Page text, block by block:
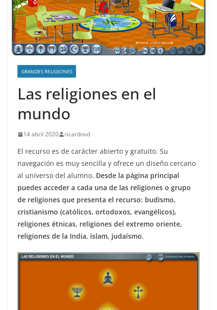
GRANDES RELIGIONES
Las religiones en el
mundo
14 abril 2020 ricardovd
El recurso es de carácter abierto y gratuito. Su
navegación es muy sencilla y ofrece un diseño cercano
al universo del alumno. Desde la página principal
puedes acceder a cada una de las religiones o grupo
de religiones que presenta el recurso: budismo,
cristianismo (católicos, ortodoxos, evangélicos),
religiones étnicas, religiones del extremo oriente,
religiones de la India, islam, judaísmo.